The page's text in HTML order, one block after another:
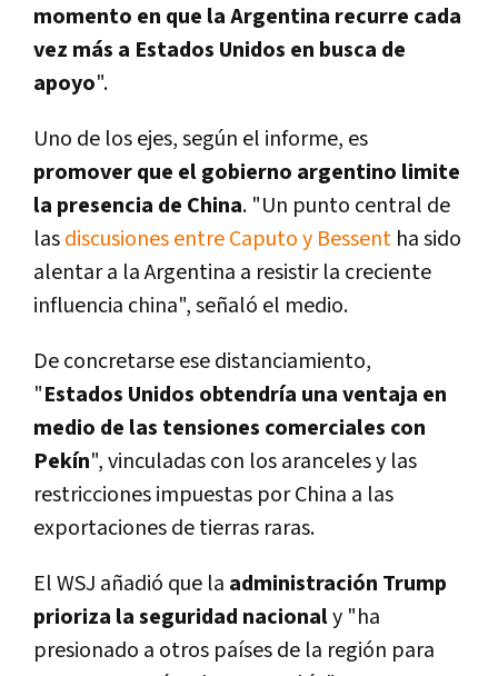
momento en que la Argentina recurre cada
vez más a Estados Unidos en busca de
apoyo".
Uno de los ejes, según el informe, es
promover que el gobierno argentino limite
la presencia de China. "Un punto central de
lasdiscusiones entre Caputo y Bessent ha sido
alentar a la Argentina a resistir la creciente
influencia china", señaló el medio.
De concretarse ese distanciamiento,
"Estados Unidos obtendría una ventaja en
medio de las tensiones comerciales con
Pekín", vinculadas con los aranceles y las
restricciones impuestas por China a las
exportaciones de tierras raras.
El WSJ añadió que la administración Trump
prioriza la seguridad nacionaly "ha
presionado a otros países de la región para